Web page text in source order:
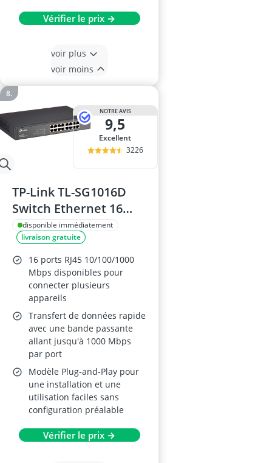
Vérifier le prix →
voir plus
voir moins
NOTRE AVIS
9,5
Excellent
3226
TP-Link TL-SG1016D
Switch Ethernet 16
Ports Gigabit
disponible immédiatement
livraison gratuite
16 ports RJ45 10/100/1000
Mbps disponibles pour
connecter plusieurs
appareils
Transfert de données rapide
avec une bande passante
allant jusqu'à 1000 Mbps
par port
Modèle Plug-and-Play pour
une installation et une
utilisation faciles sans
configuration préalable
Vérifier le prix →